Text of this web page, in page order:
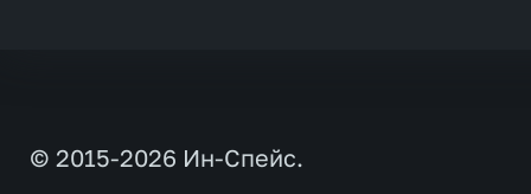
© 2015-2026 Ин-Спейс.